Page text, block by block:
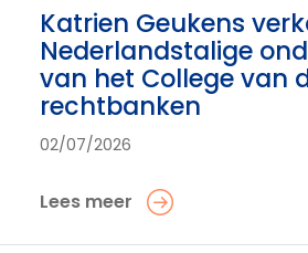
Katrien Geukens
Nederlandstalige
van het College van
rechtbanken
02/07/2026
Lees meer